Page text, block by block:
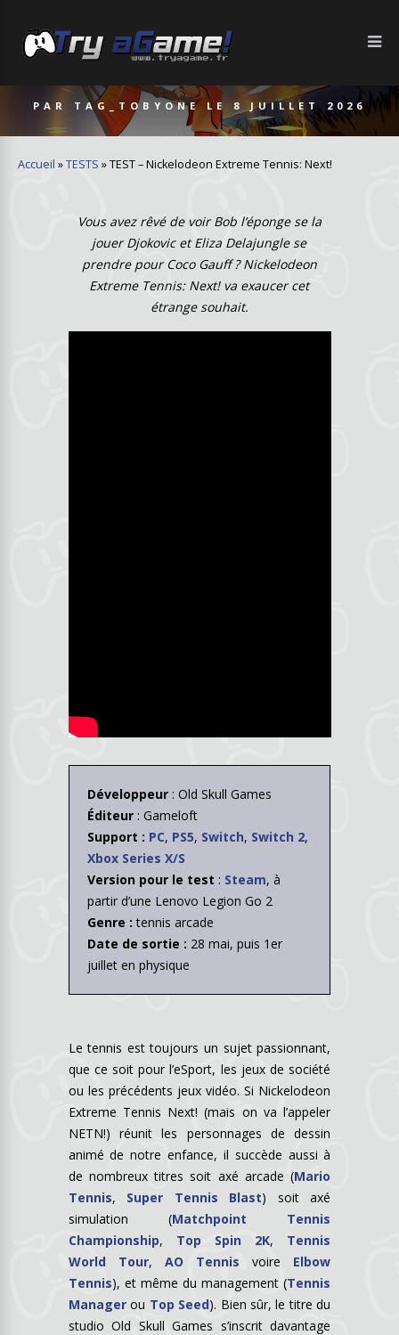
PAR TAG_TOBYONELE 8 JUILLET 2026
Accueil »TESTS »TEST – Nickelodeon Extreme Tennis: Next!
Vous avez rêvé de voir Bob l’éponge se la
jouer Djokovic et Eliza Delajungle se
prendre pour Coco Gauff ? Nickelodeon
Extreme Tennis: Next! va exaucer cet
étrange souhait.
Développeur: Old Skull Games
Éditeur: Gameloft
Support : PC, PS5, Switch, Switch 2,
Xbox Series X/S
Version pour le test : Steam, à
partir d’une Lenovo Legion Go 2
Genre :tennis arcade
Date de sortie : 28 mai, puis 1er
juillet en physique
Le tennis est toujours un sujet passionnant,
que ce soit pour l’eSport, les jeux de société
ou les précédents jeux vidéo. Si Nickelodeon
Extreme Tennis Next! (mais on va l’appeler
NETN!) réunit les personnages de dessin
animé de notre enfance, il succède aussi à
de nombreux titres soit axé arcade (Mario
Tennis, Super Tennis Blast) soit axé
simulation (Matchpoint Tennis
Championship, Top Spin 2K, Tennis
World Tour, AO Tennis voire Elbow
Tennis), et même du management (Tennis
Managerou Top Seed). Bien sûr, le titre du
studio Old Skull Games s’inscrit davantage